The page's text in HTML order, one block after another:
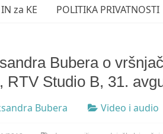
za KE
POLITIKA PRIVATNOSTI
Bubera o
RTV Studio B, 31.
Bubera Video i audio